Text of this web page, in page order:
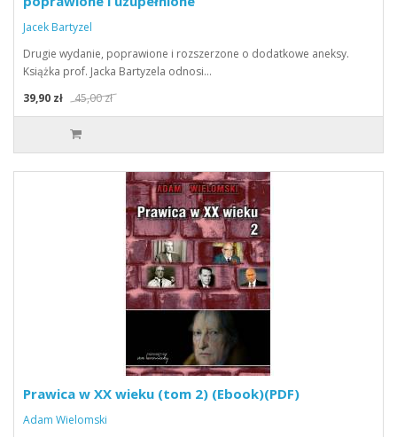
Jacek Bartyzel
Drugie wydanie, poprawione i rozszerzone o dodatkowe aneksy.
Książka prof. Jacka Bartyzela odnosi…
39,90 zł
45,00 zł
Prawica w XX wieku (tom 2) (Ebook)(PDF)
Adam Wielomski